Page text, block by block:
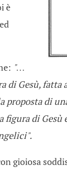
è
"…
di Gesù,
proposta di
figura di
gioiosa